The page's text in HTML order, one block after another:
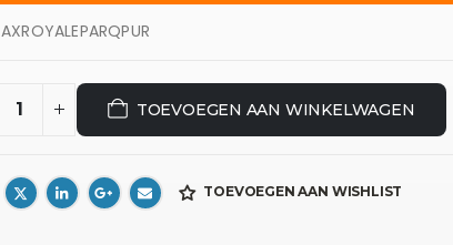
AXROYALEPARQPUR
TOEVOEGEN AAN WINKELWAGEN
TOEVOEGEN AAN WISHLIST